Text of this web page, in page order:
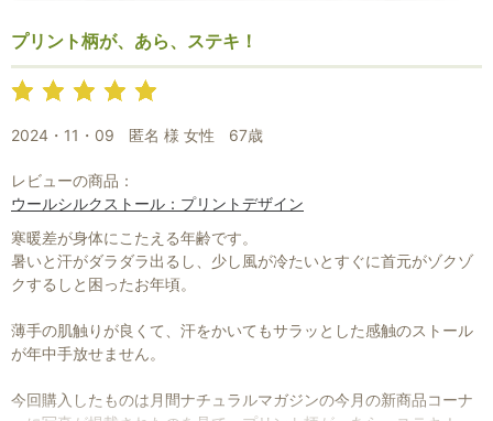
もう一枚購入したい、他の方にもサイトをアピールしたい、又、プ
レゼントした。
と思わせていただきました。
プリント柄が、あら、ステキ！
2024・11・09 匿名 様 女性 67歳
レビューの商品：
ウールシルクストール：プリントデザイン
寒暖差が身体にこたえる年齢です。
暑いと汗がダラダラ出るし、少し風が冷たいとすぐに首元がゾクゾ
クするしと困ったお年頃。
薄手の肌触りが良くて、汗をかいてもサラッとした感触のストール
が年中手放せません。
今回購入したものは月間ナチュラルマガジンの今月の新商品コーナ